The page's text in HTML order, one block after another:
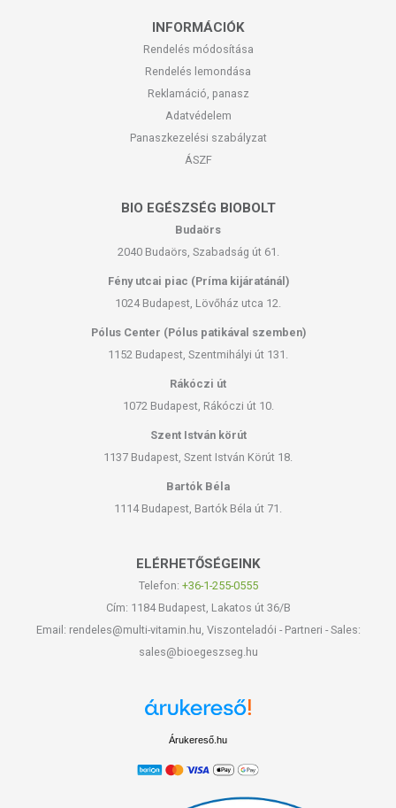
INFORMÁCIÓK
Rendelés módosítása
Rendelés lemondása
Reklamáció, panasz
Adatvédelem
Panaszkezelési szabályzat
ÁSZF
BIO EGÉSZSÉG BIOBOLT
Budaörs
2040 Budaörs, Szabadság út 61.
Fény utcai piac (Príma kijáratánál)
1024 Budapest, Lövőház utca 12.
Pólus Center (Pólus patikával szemben)
1152 Budapest, Szentmihályi út 131.
Rákóczi út
1072 Budapest, Rákóczi út 10.
Szent István körút
1137 Budapest, Szent István Körút 18.
Bartók Béla
1114 Budapest, Bartók Béla út 71.
ELÉRHETŐSÉGEINK
Telefon: +36-1-255-0555
Cím: 1184 Budapest, Lakatos út 36/B
Email: rendeles@multi-vitamin.hu, Viszonteladói - Partneri - Sales:
sales@bioegeszseg.hu
Árukereső.hu